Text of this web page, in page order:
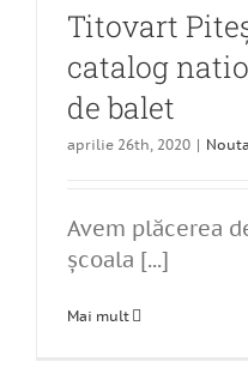
Titovart
catalog
de balet
aprilie 26th, 2020 |
Avem plăcerea
școala [...]
Mai mult